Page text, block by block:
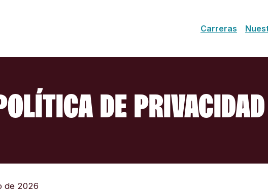
Carreras
DE
de 2026